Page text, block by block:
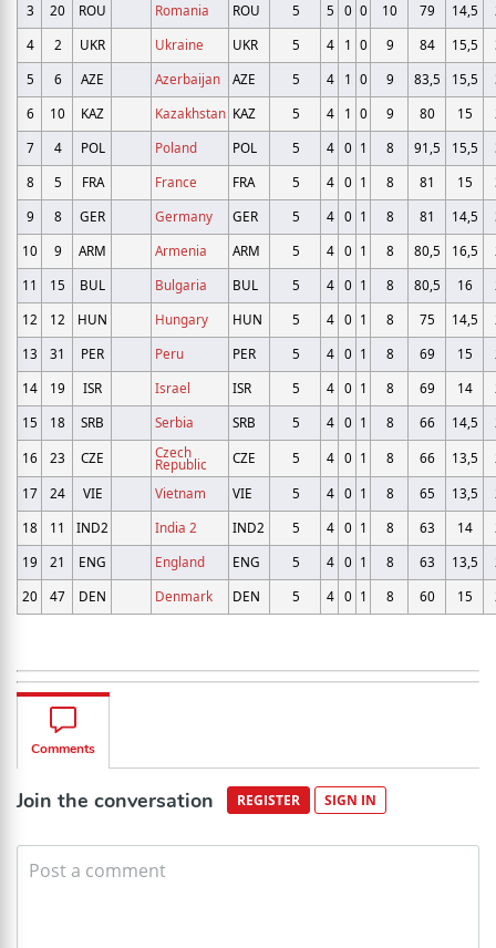
3
20 ROU Romania ROU 5 5 0 0 10 79 14,5
4
2 UKR Ukraine UKR 5 4 1 0 9 84 15,5
5
6 AZE Azerbaijan AZE 5 4 1 0 9 83,5 15,5
6
10 KAZ Kazakhstan KAZ 5 4 1 0 9 80 15
7
4 POL Poland POL 5 4 0 1 8 91,5 15,5
8
5 FRA France FRA 5 4 0 1 8 81 15
9
8 GER Germany GER 5 4 0 1 8 81 14,5
10
9 ARM Armenia ARM 5 4 0 1 8 80,5 16,5
11
15 BUL Bulgaria BUL 5 4 0 1 8 80,5 16
12
12 HUN Hungary HUN 5 4 0 1 8 75 14,5
13
31 PER Peru PER 5 4 0 1 8 69 15
14
19 ISR Israel ISR 5 4 0 1 8 69 14
15
18 SRB Serbia SRB 5 4 0 1 8 66 14,5
16
23 CZE Czech
Republic CZE 5 4 0 1 8 66 13,5
17
24 VIE Vietnam VIE 5 4 0 1 8 65 13,5
18
11 IND2 India 2 IND2 5 4 0 1 8 63 14
19
21 ENG England ENG 5 4 0 1 8 63 13,5
20
47 DEN Denmark DEN 5 4 0 1 8 60 15